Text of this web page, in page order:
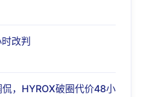
改判
，HYROX破圈代价48小